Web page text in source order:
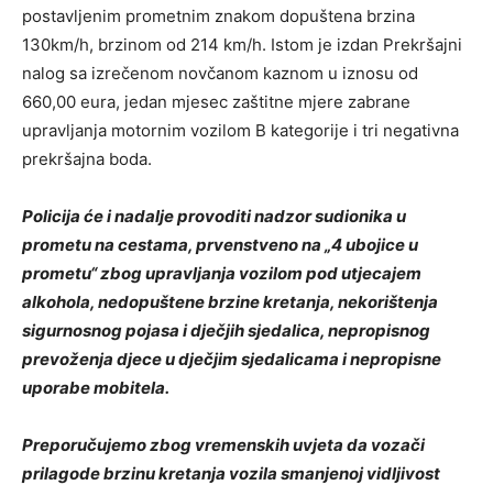
postavljenim prometnim znakom dopuštena brzina
130km/h, brzinom od 214 km/h. Istom je izdan Prekršajni
nalog sa izrečenom novčanom kaznom u iznosu od
660,00 eura, jedan mjesec zaštitne mjere zabrane
upravljanja motornim vozilom B kategorije i tri negativna
prekršajna boda.
Policija će i nadalje provoditi nadzor sudionika u
prometu na cestama, prvenstveno na „4 ubojice u
prometu“ zbog upravljanja vozilom pod utjecajem
alkohola, nedopuštene brzine kretanja, nekorištenja
sigurnosnog pojasa i dječjih sjedalica, nepropisnog
prevoženja djece u dječjim sjedalicama i nepropisne
uporabe mobitela.
Preporučujemo zbog vremenskih uvjeta da vozači
prilagode brzinu kretanja vozila smanjenoj vidljivost